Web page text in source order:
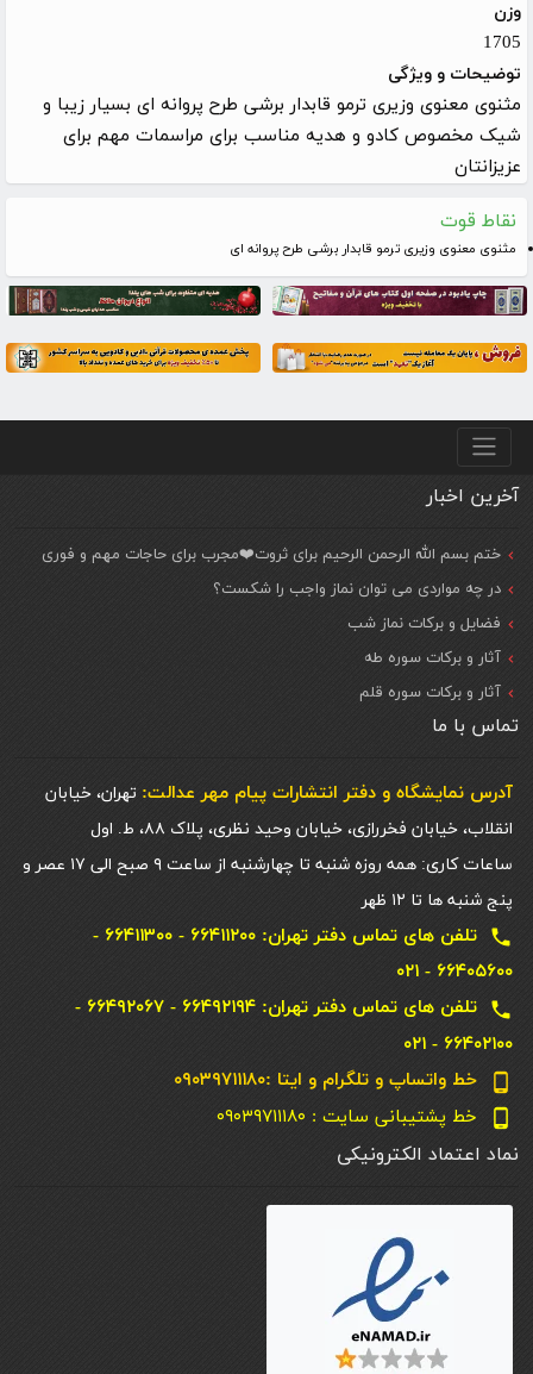
وزن
1705
توضیحات و ویژگی
مثنوی معنوی وزیری ترمو قابدار برشی طرح پروانه ای بسیار زیبا و
شیک مخصوص کادو و هدیه مناسب برای مراسمات مهم برای
عزیزانتان
نقاط قوت
مثنوی معنوی وزیری ترمو قابدار برشی طرح پروانه ای
منو پایین
آخرین اخبار
ختم بسم الله الرحمن الرحیم برای ثروت❤️مجرب برای حاجات مهم و فوری
در چه مواردی می توان نماز واجب را شکست؟
فضایل و برکات نماز شب
آثار و برکات سوره طه
آثار و برکات سوره قلم
تماس با ما
آدرس نمایشگاه و دفتر انتشارات پيام مهر عدالت: تهران، خیابان
انقلاب، خیابان فخررازی، خیابان وحید نظری، پلاک ۸۸، ط. اول
ساعات کاری: همه روزه شنبه تا چهارشنبه از ساعت ۹ صبح الی ۱۷ عصر و
پنج شنبه ها تا ۱۲ ظهر
local_phone
تلفن های تماس دفتر تهران: ۶۶۴۱۱۲۰۰ - ۶۶۴۱۱۳۰۰ -
۶۶۴۰۵۶۰۰ - ۰۲۱
local_phone
تلفن های تماس دفتر تهران: ۶۶۴۹۲۱۹۴ - ۶۶۴۹۲۰۶۷ -
۶۶۴۰۲۱۰۰ - ۰۲۱
phone_android خط واتساپ و تلگرام و ایتا :۰۹۰۳۹۷۱۱۱۸۰
phone_android خط پشتیبانی سایت : ۰۹۰۳۹۷۱۱۱۸۰
نماد اعتماد الکترونیکی